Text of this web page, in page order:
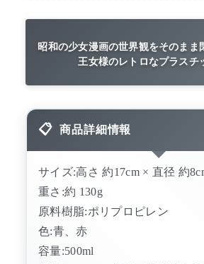
昭和の少女漫画の世界観をそのまま
王女様のレトロなプラスチ
商品詳細情報
サイズ:高さ 約17cm × 直径 約
重さ:約 130g
原料樹脂:ポリプロピレン
色:青、赤
容量:500ml